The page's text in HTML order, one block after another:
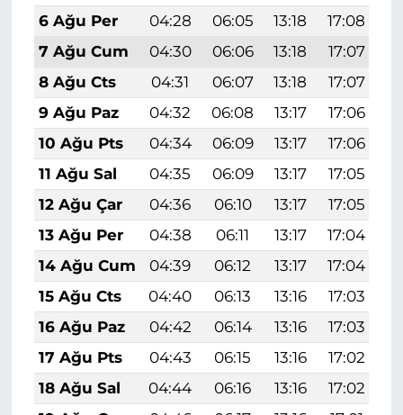
6 Ağu Per
04:28 06:05 13:18 17:08
7 Ağu Cum
04:30 06:06 13:18 17:07
8 Ağu Cts
04:31 06:07 13:18 17:07
9 Ağu Paz
04:32 06:08 13:17 17:06
10 Ağu Pts
04:34 06:09 13:17 17:06
11 Ağu Sal
04:35 06:09 13:17 17:05
12 Ağu Çar
04:36 06:10 13:17 17:05
13 Ağu Per
04:38 06:11 13:17 17:04
14 Ağu Cum
04:39 06:12 13:17 17:04
15 Ağu Cts
04:40 06:13 13:16 17:03
16 Ağu Paz
04:42 06:14 13:16 17:03
17 Ağu Pts
04:43 06:15 13:16 17:02
18 Ağu Sal
04:44 06:16 13:16 17:02